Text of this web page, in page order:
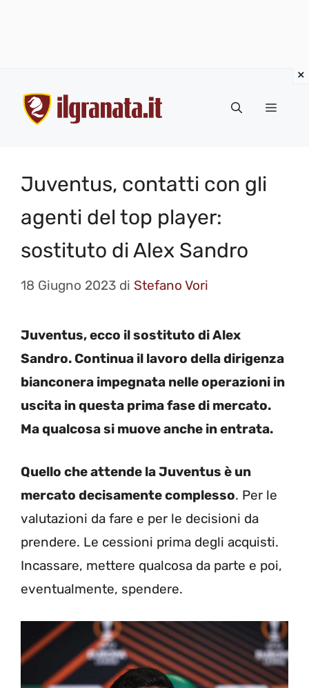
contenuto
Menu
Juventus, contatti con gli
agenti del top player:
sostituto di Alex Sandro
18 Giugno 2023 di Stefano Vori
Juventus, ecco il sostituto di Alex
Sandro. Continua il lavoro della dirigenza
bianconera impegnata nelle operazioni in
uscita in questa prima fase di mercato.
Ma qualcosa si muove anche in entrata.
Quello che attende la Juventus è un
mercato decisamente complesso. Per le
valutazioni da fare e per le decisioni da
prendere. Le cessioni prima degli acquisti.
Incassare, mettere qualcosa da parte e poi,
eventualmente, spendere.